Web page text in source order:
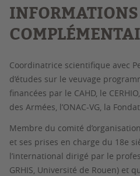
INFORMATIONS
Coordinatrice scientifique avec
d’études sur le veuvage
financées par le CAHD, le
des Armées, l’ONAC-VG, la
Membre du comité
et ses prises en charge du 18e
l’international dirigé par le
GRHIS, Université de Rouen) et